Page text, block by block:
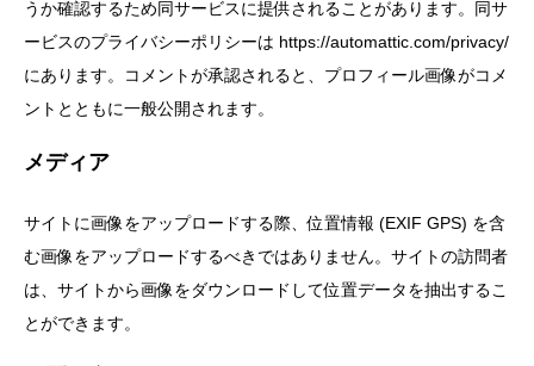
うか確認するため同サービスに提供されることがあります。同サ
ービスのプライバシーポリシーは https://automattic.com/privacy/
にあります。コメントが承認されると、プロフィール画像がコメ
ントとともに一般公開されます。
メディア
サイトに画像をアップロードする際、位置情報 (EXIF GPS) を含
む画像をアップロードするべきではありません。サイトの訪問者
は、サイトから画像をダウンロードして位置データを抽出するこ
とができます。